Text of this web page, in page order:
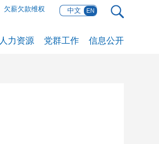
中文 EN
欠薪欠款维权
人力资源 党群工作 信息公开